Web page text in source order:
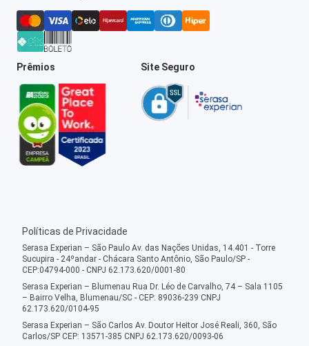
Prêmios Site Seguro
Políticas de Privacidade
Serasa Experian – São Paulo Av. das Nações Unidas, 14.401 - Torre
Sucupira - 24ºandar - Chácara Santo Antônio, São Paulo/SP -
CEP:04794-000 - CNPJ 62.173.620/0001-80
Serasa Experian – Blumenau Rua Dr. Léo de Carvalho, 74 – Sala 1105
– Bairro Velha, Blumenau/SC - CEP: 89036-239 CNPJ
62.173.620/0104-95
Serasa Experian – São Carlos Av. Doutor Heitor José Reali, 360, São
Carlos/SP CEP: 13571-385 CNPJ 62.173.620/0093-06